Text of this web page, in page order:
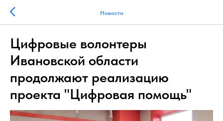
Новости
Цифровые волонтеры
Ивановской области
продолжают реализацию
проекта "Цифровая помощь"